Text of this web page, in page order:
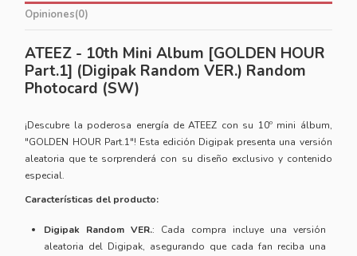
Opiniones(0)
ATEEZ - 10th Mini Album [GOLDEN HOUR
Part.1] (Digipak Random VER.) Random
Photocard (SW)
¡Descubre la poderosa energía de ATEEZ con su 10º mini álbum,
"GOLDEN HOUR Part.1"! Esta edición Digipak presenta una versión
aleatoria que te sorprenderá con su diseño exclusivo y contenido
especial.
Características del producto:
Digipak Random VER.: Cada compra incluye una versión
aleatoria del Digipak, asegurando que cada fan reciba una